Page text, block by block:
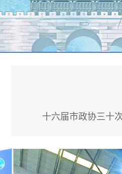
十六届市政协三十